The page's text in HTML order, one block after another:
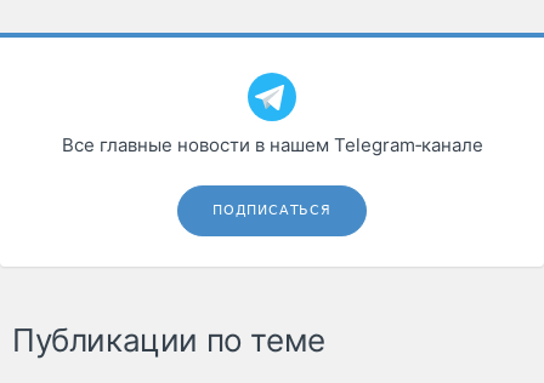
Все главные новости в нашем Telegram‑канале
ПОДПИСАТЬСЯ
Публикации по теме